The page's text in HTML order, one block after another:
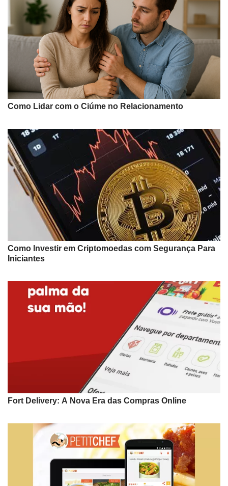
Como Lidar com o Ciúme no Relacionamento
Como Investir em Criptomoedas com Segurança Para
Iniciantes
Fort Delivery: A Nova Era das Compras Online